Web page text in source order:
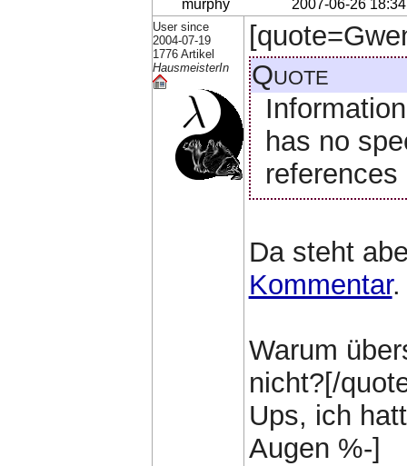
murphy 2007-06-26 18:34
User since
2004-07-19
1776 Artikel
HausmeisterIn
Quote
has no
Da steht
Kommentar.
Warum
nicht?[/
Ups, ich
Augen %-]